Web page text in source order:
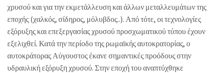
χρυσού και για την εκμετάλλευση και άλλων μεταλλευμάτων της
εποχής (χαλκός, σίδηρος, μόλυβδος..). Από τότε, οι τεχνολογίες
εξόρυξης και επεξεργασίας χρυσού προσχωματικού τύπου έχουν
εξελιχθεί. Κατά την περίοδο της ρωμαϊκής αυτοκρατορίας, ο
αυτοκράτορας Αύγουστος έκανε σημαντικές προόδους στην
υδραυλική εξόρυξη χρυσού. Στην εποχή του αναπτύχθηκε